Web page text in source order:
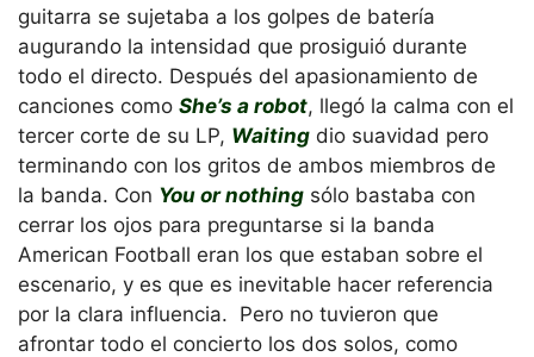
guitarra se sujetaba a los golpes de batería
augurando la intensidad que prosiguió durante
todo el directo. Después del apasionamiento de
canciones como She’s a robot, llegó la calma con el
tercer corte de su LP, Waiting dio suavidad pero
terminando con los gritos de ambos miembros de
la banda. Con You or nothing sólo bastaba con
cerrar los ojos para preguntarse si la banda
American Football eran los que estaban sobre el
escenario, y es que es inevitable hacer referencia
por la clara influencia. Pero no tuvieron que
afrontar todo el concierto los dos solos, como